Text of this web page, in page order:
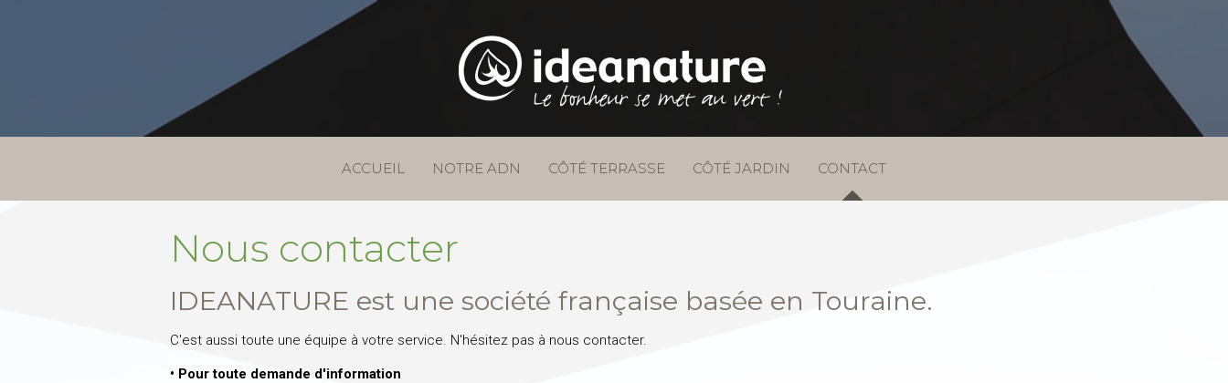
ACCUEIL NOTRE ADN CÔTÉ TERRASSE CÔTÉ JARDIN CONTACT
Nous contacter
IDEANATURE est une société française basée en Touraine.
C'est aussi toute une équipe à votre service. N'hésitez pas à nous contacter.
• Pour toute demande d'information